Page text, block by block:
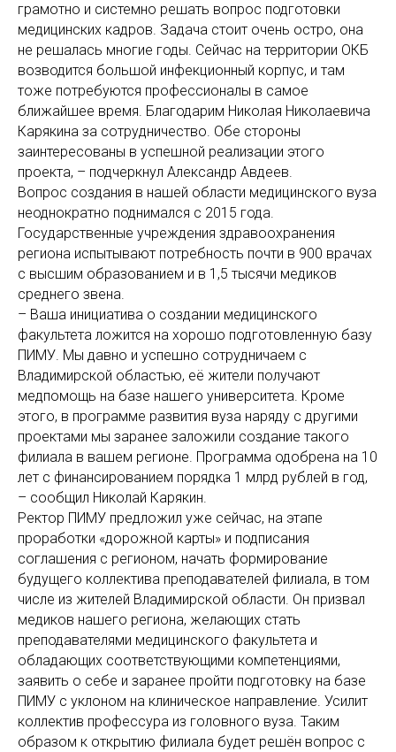
грамотно и системно решать вопрос подготовки
медицинских кадров. Задача стоит очень остро, она
не решалась многие годы. Сейчас на территории ОКБ
возводится большой инфекционный корпус, и там
тоже потребуются профессионалы в самое
ближайшее время. Благодарим Николая Николаевича
Карякина за сотрудничество. Обе стороны
заинтересованы в успешной реализации этого
проекта, – подчеркнул Александр Авдеев.
Вопрос создания в нашей области медицинского вуза
неоднократно поднимался с 2015 года.
Государственные учреждения здравоохранения
региона испытывают потребность почти в 900 врачах
с высшим образованием и в 1,5 тысячи медиков
среднего звена.
– Ваша инициатива о создании медицинского
факультета ложится на хорошо подготовленную базу
ПИМУ. Мы давно и успешно сотрудничаем с
Владимирской областью, её жители получают
медпомощь на базе нашего университета. Кроме
этого, в программе развития вуза наряду с другими
проектами мы заранее заложили создание такого
филиала в вашем регионе. Программа одобрена на 10
лет с финансированием порядка 1 млрд рублей в год,
– сообщил Николай Карякин.
Ректор ПИМУ предложил уже сейчас, на этапе
проработки «дорожной карты» и подписания
соглашения с регионом, начать формирование
будущего коллектива преподавателей филиала, в том
числе из жителей Владимирской области. Он призвал
медиков нашего региона, желающих стать
преподавателями медицинского факультета и
обладающих соответствующими компетенциями,
заявить о себе и заранее пройти подготовку на базе
ПИМУ с уклоном на клиническое направление. Усилит
коллектив профессура из головного вуза. Таким
образом к открытию филиала будет решён вопрос с